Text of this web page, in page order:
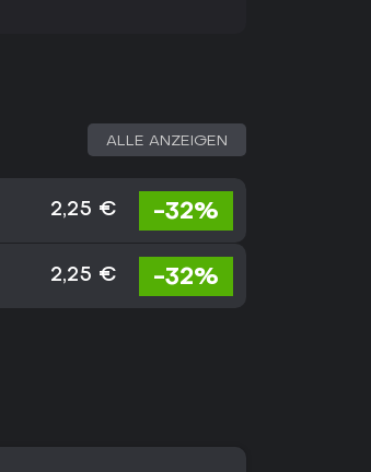
ALLE ANZEIGEN
2,25 € -32%
2,25 € -32%